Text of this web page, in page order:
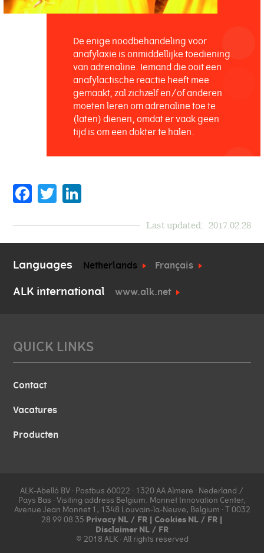
De enige noodbehandeling voor
anafylaxie is onmiddellijke toediening
van adrenaline. Iemand die ooit een
anafylactische reactie heeft mee
gemaakt, zal zichzelf en/of anderen
moeten leren om adrenaline toe te
(laten) dienen, omdat er vaak geen
tijd is om een dokter te halen.
Facebook
Twitter
Last updated: 2017.02.28
Languages Netherlands Français
ALK international www.alk.net
QUICK LINKS
Contact
Vacatures
Producten
ALK-Abelló BV ∙ Postbus 60022 ∙ 1320 AA Almere ∙ Nederland /
Pays Bas ∙ Visiting address Belgium: Monnet Innovation Center,
Avenue Jean Monnet 1, 1348 Louvain-la-Neuve, Belgium ∙ T 0032
28 99 08 35 Privacy NL / FR | Cookies NL / FR |
Disclaimer NL / FR
© 2018 ALK ∙ All rights reserved